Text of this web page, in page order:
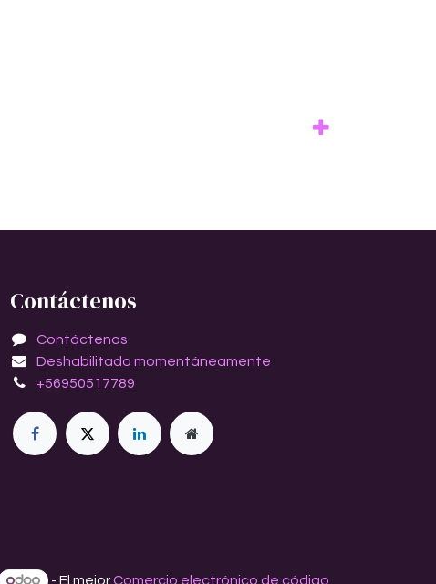
Contáctenos
Contáctenos
Deshabilitado momentáneamente
+56950517789
- El mejorComercio electrónico de código